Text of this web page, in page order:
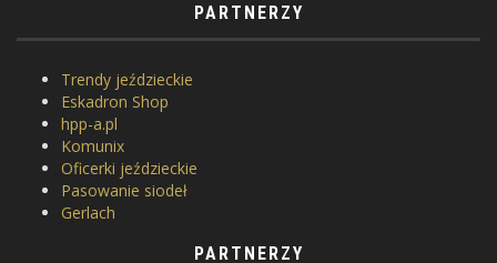
PARTNERZY
Trendy jeździeckie
Eskadron Shop
hpp-a.pl
Komunix
Oficerki jeździeckie
Pasowanie siodeł
Gerlach
PARTNERZY